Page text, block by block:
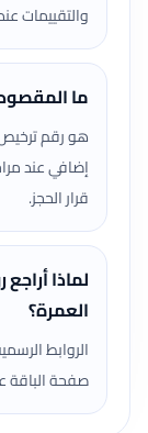
والتقييمات
ما
هو رقم
إضافي عند
قرار الحجز.
لماذا
العمرة؟
الروابط
صفحة الباقة